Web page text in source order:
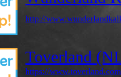
http://
Toverland
https://